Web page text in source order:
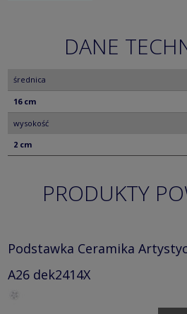
DANE
średnica
16 cm
wysokość
2 cm
PRODUKTY
Podstawka Ceramika
A26 dek2414X